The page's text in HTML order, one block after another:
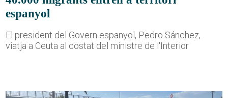
espanyol
El president del Govern espanyol, Pedro Sánchez,
viatja a Ceuta al costat del ministre de l'Interior